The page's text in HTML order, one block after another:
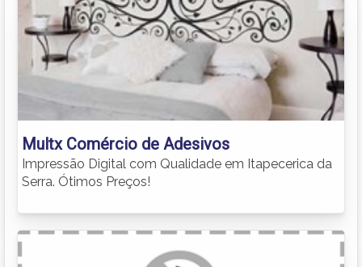
Multx Comércio de Adesivos
Impressão Digital com Qualidade em Itapecerica da
Serra. Ótimos Preços!